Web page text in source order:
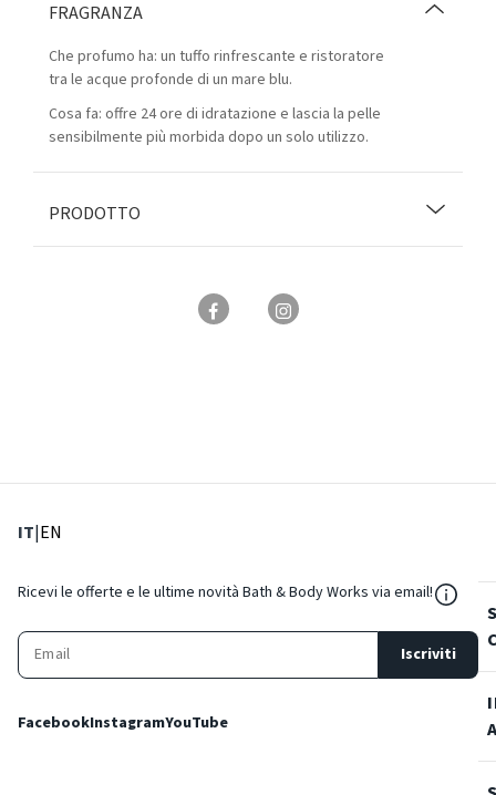
FRAGRANZA
Che profumo ha: un tuffo rinfrescante e ristoratore
tra le acque profonde di un mare blu.
Cosa fa: offre 24 ore di idratazione e lascia la pelle
sensibilmente più morbida dopo un solo utilizzo.
PRODOTTO
IT: Lingua corrente
|EN
Ricevi le offerte e le ultime novità Bath & Body Works via email!
Iscriviti
FacebookInstagramYouTube